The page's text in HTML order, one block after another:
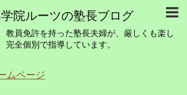
院ルーツの塾長ブログ
教員免許を持った塾長夫婦が、厳しくも楽し
完全個別で指導しています。
ムページ